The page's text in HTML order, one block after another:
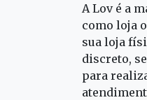
A Lov é a
como loja
sua loja
discreto,
para